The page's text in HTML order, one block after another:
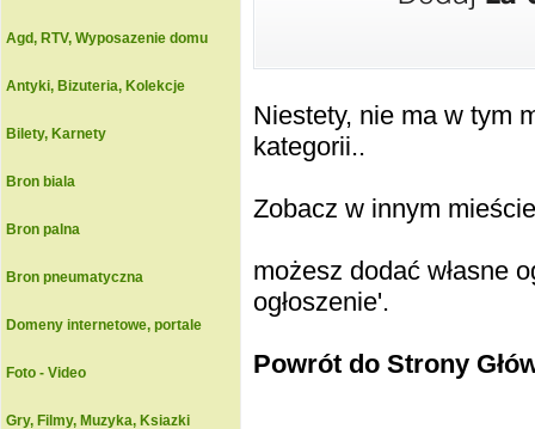
Agd, RTV, Wyposazenie domu
Antyki, Bizuteria, Kolekcje
Bilety, Karnety
Bron biala
Bron palna
Bron pneumatyczna
Domeny internetowe, portale
Foto - Video
Gry, Filmy, Muzyka, Ksiazki
Niestety, nie ma w tym
kategorii..
Zobacz w innym
możesz dodać własne
ogłoszenie'.
Powrót do Strony